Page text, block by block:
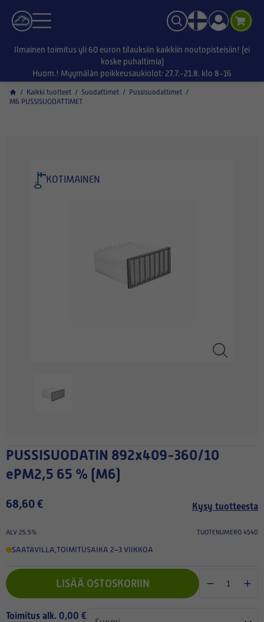
Ilmainen toimitus yli 60 euron tilauksiin kaikkiin noutopisteisiin! (ei
koske puhaltimia)
Huom.! Myymälän poikkeusaukiolot: 27.7.-21.8. klo 8-16
/ Kaikki tuotteet / Suodattimet / Pussisuodattimet /
M6 PUSSISUODATTIMET
KOTIMAINEN
PUSSISUODATIN 892x409-360/10
ePM2,5 65 % (M6)
68,60 € Kysy tuotteesta
ALV 25.5% TUOTENUMERO 4540
SAATAVILLA,TOIMITUSAIKA 2–3 VIIKKOA
LISÄÄ OSTOSKORIIN
Toimitus alk. 0,00 €